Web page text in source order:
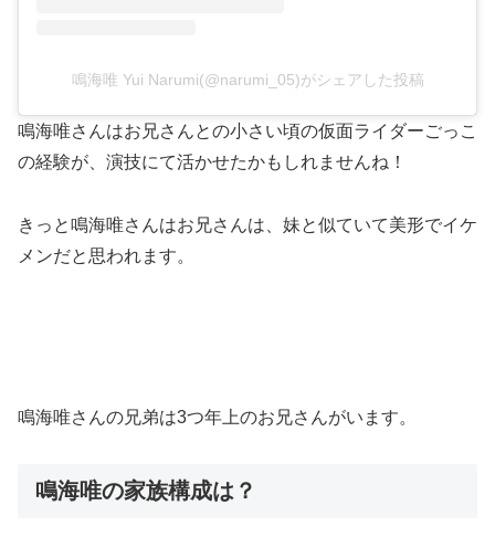
鳴海唯 Yui Narumi(@narumi_05)がシェアした投稿
鳴海唯さんはお兄さんとの小さい頃の仮面ライダーごっこ
の経験が、演技にて活かせたかもしれませんね！
きっと鳴海唯さんはお兄さんは、妹と似ていて美形でイケ
メンだと思われます。
鳴海唯さんの兄弟は3つ年上のお兄さんがいます。
鳴海唯の家族構成は？